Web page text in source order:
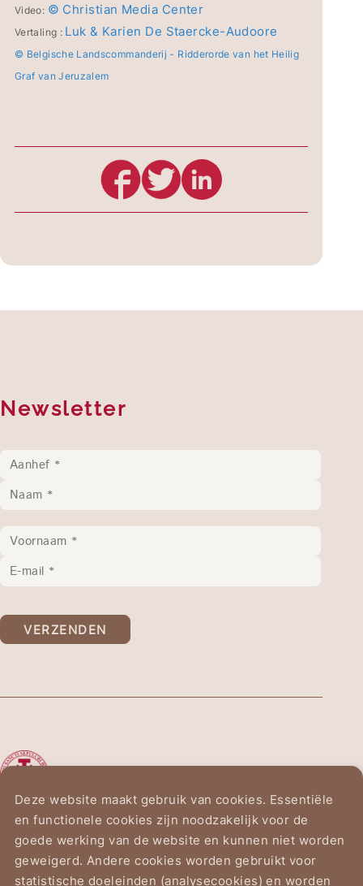
Video: © Christian Media Center
Vertaling : Luk & Karien De Staercke-Audoore
© Belgische Landscommanderij - Ridderorde van het Heilig
Graf van Jeruzalem
Vogelzanglaan 2
1150 Brussel
Newsletter
VERZENDEN
Deze website maakt gebruik van cookies. Essentiële
en functionele cookies zijn noodzakelijk voor de
goede werking van de website en kunnen niet worden
geweigerd. Andere cookies worden gebruikt voor
statistische doeleinden (analysecookies) en worden